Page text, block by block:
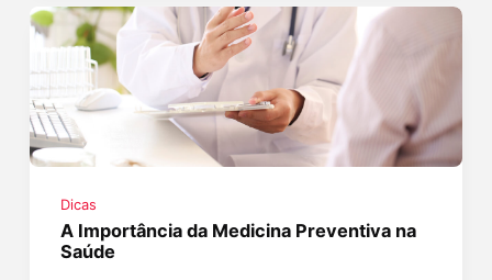
Dicas
A Importância da Medicina Preventiva na
Saúde